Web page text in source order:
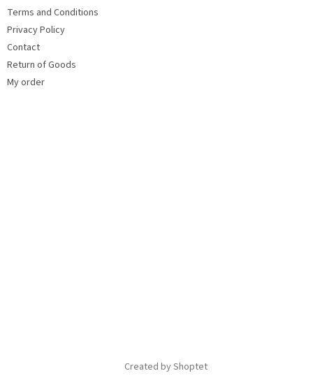
Terms and Conditions
Privacy Policy
Contact
Return of Goods
My order
Created by Shoptet